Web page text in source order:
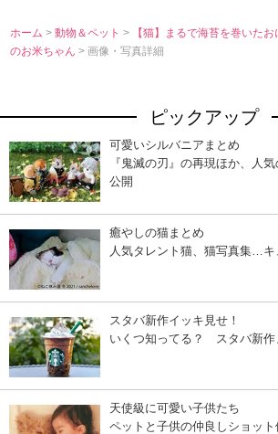
ホーム >動物＆ペット>
【猫】まるで海苔を巻いた
のお米ちゃん> 画像・写真詳細
ピックアップ
可愛いシルバニアまとめ
『鬼滅の刃』の再現ほか、人
公開
癒やしの猫まとめ
人気タレント猫、猫写真集…キ
スタバ新作イッキ見せ！
いくつ知ってる？ スタバ新作
天使級に可愛い子供たち
ペットと子供の仲良しショッ